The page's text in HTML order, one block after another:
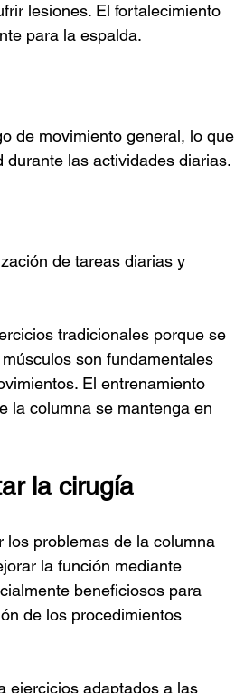
lesiones. El fortalecimiento
para la espalda.
de movimiento general, lo que
las actividades diarias.
de tareas diarias y
tradicionales porque se
son fundamentales
El entrenamiento
la columna se mantenga en
la cirugía
los problemas de la columna
la función mediante
beneficiosos para
de los procedimientos
ejercicios adaptados a las